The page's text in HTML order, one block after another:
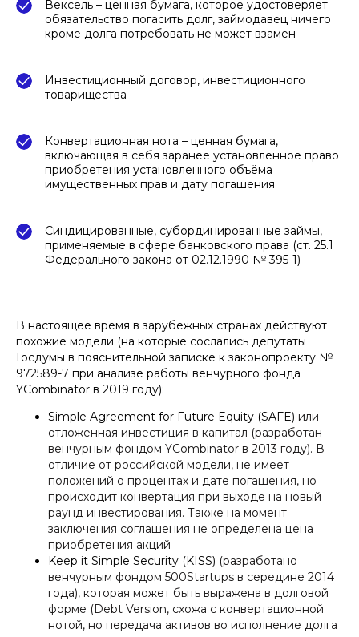
Вексель – ценная бумага, которое удостоверяет
обязательство погасить долг, займодавец ничего
кроме долга потребовать не может взамен
Инвестиционный договор, инвестиционного
товарищества
Конвертационная нота – ценная бумага,
включающая в себя заранее установленное право
приобретения установленного объёма
имущественных прав и дату погашения
Синдицированные, субординированные займы,
применяемые в сфере банковского права (ст. 25.1
Федерального закона от 02.12.1990 № 395-1)
В настоящее время в зарубежных странах действуют
похожие модели (на которые сослались депутаты
Госдумы в пояснительной записке к законопроекту №
972589-7 при анализе работы венчурного фонда
YCombinator в 2019 году):
Simple Agreement for Future Equity (SAFE) или
отложенная инвестиция в капитал (разработан
венчурным фондом YCombinator в 2013 году). В
отличие от российской модели, не имеет
положений о процентах и дате погашения, но
происходит конвертация при выходе на новый
раунд инвестирования. Также на момент
заключения соглашения не определена цена
приобретения акций
Keep it Simple Security (KISS) (разработано
венчурным фондом 500Startups в середине 2014
года), которая может быть выражена в долговой
форме (Debt Version, схожа с конвертационной
нотой, но передача активов во исполнение долга